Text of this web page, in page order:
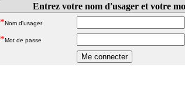
Entrez votre nom d'usager et votre
*Nom d'usager
*Mot de passe